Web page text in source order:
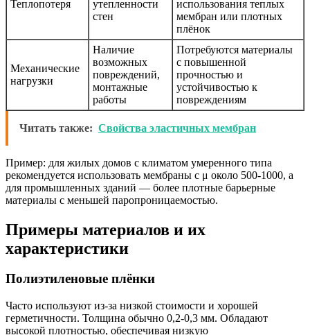
Теплопотеря
утепленности
стен
использования теплых
мембран или плотных
плёнок
Механические
нагрузки
Наличие
возможных
повреждений,
монтажные
работы
Потребуются материалы
с повышенной
прочностью и
устойчивостью к
повреждениям
Читать также: Свойства эластичных мембран
Пример: для жилых домов с климатом умеренного типа
рекомендуется использовать мембраны с μ около 500-1000, а
для промышленных зданий — более плотные барьерные
материалы с меньшей паропроницаемостью.
Примеры материалов и их
характеристики
Полиэтиленовые плёнки
Часто используют из-за низкой стоимости и хорошей
герметичности. Толщина обычно 0,2-0,3 мм. Обладают
высокой плотностью, обеспечивая низкую